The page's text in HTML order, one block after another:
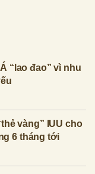
“lao đao” vì nhu
vàng” IUU cho
6 tháng tới